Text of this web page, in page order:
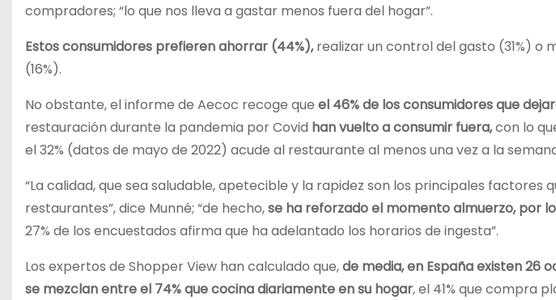
compradores; “lo que nos lleva a gastar menos fuera del hogar”.
Estos consumidores prefieren ahorrar (44%),realizar un control del gasto (31%) o
(16%).
No obstante, el informe de Aecoc recoge que el 46% de los consumidores que
restauración durante la pandemia por Covid han vuelto a consumir fuera,con lo
el 32% (datos de mayo de 2022) acude al restaurante al menos una vez a la
“La calidad, que sea saludable, apetecible y la rapidez son los principales factores
restaurantes”, dice Munné; “de hecho,se ha reforzado el momento almuerzo, por
27% de los encuestados afirma que ha adelantado los horarios de ingesta”.
Los expertos de Shopper View han calculado que,de media, en España existen 26
se mezclan entre el 74% que cocina diariamente en su hogar, el 41% que compra